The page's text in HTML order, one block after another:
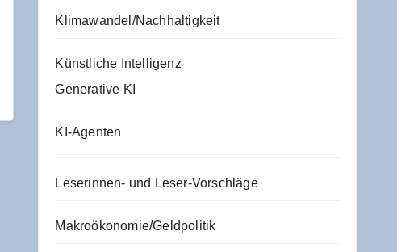
Klimawandel/Nachhaltigkeit
Künstliche Intelligenz
Generative KI
KI-Agenten
Leserinnen- und Leser-Vorschläge
Makroökonomie/Geldpolitik